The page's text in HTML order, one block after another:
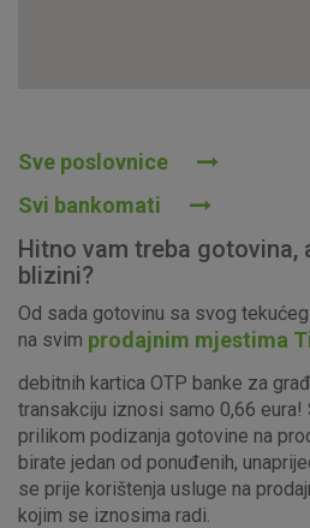
Sve poslovnice
Svi bankomati
Hitno vam treba gotovina,
blizini?
Od sada gotovinu sa svog
na svim prodajnim mjestima
debitnih kartica OTP banke za
transakciju iznosi samo 0,66 eura!
prilikom podizanja gotovine na
birate jedan od ponuđenih,
se prije korištenja usluge na
kojim se iznosima radi.
Ovi kolačići nužni su za
postavljaju kao odgovor na vaše
za uslugama, kao što su postavke
o njima, ali u tom slučaju neki
kolačići ne pohranjuju nikakve
identificirati.
Detaljnije informacije o kolačićima